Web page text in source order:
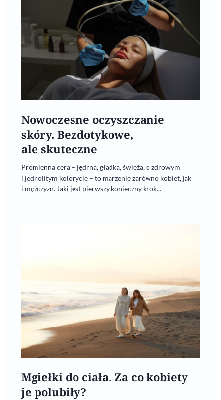
Nowoczesne oczyszczanie
skóry. Bezdotykowe,
ale skuteczne
Promienna cera – jędrna, gładka, świeża, o zdrowym
i jednolitym kolorycie – to marzenie zarówno kobiet, jak
i mężczyzn. Jaki jest pierwszy konieczny krok...
Mgiełki do ciała. Za co kobiety
je polubiły?